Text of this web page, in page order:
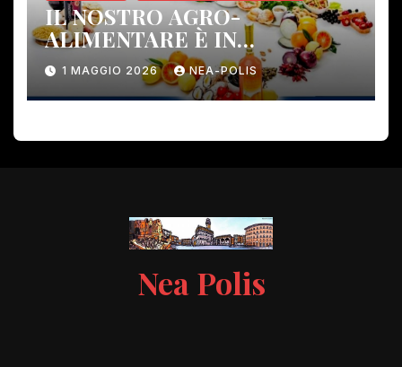
IL NOSTRO AGRO-
ALIMENTARE È IN
PERICOLO!
1 MAGGIO 2026 NEA-POLIS
Nea Polis